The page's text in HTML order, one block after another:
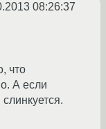
08:26:37
что
А если